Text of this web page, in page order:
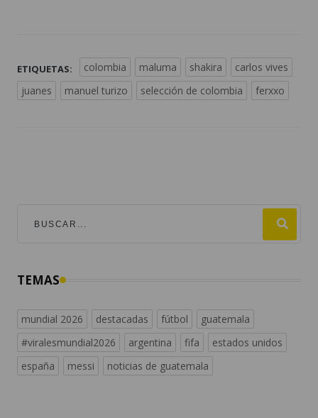
ETIQUETAS: colombia maluma shakira
carlos vives
juanes
manuel turizo selección de colombia ferxxo
TEMAS
mundial 2026 destacadas fútbol
guatemala
#viralesmundial2026
argentina fifa
estados unidos
españa
messi noticias de guatemala